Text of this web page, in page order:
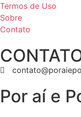
Termos de Uso
Sobre
Contato
Por aí e